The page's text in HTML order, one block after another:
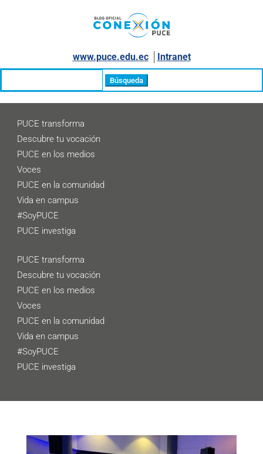
www.puce.edu.ec│ Intranet
PUCE transforma
Descubre tu vocación
PUCE en los medios
Voces
PUCE en la comunidad
Vida en campus
#SoyPUCE
PUCE investiga
PUCE transforma
Descubre tu vocación
PUCE en los medios
Voces
PUCE en la comunidad
Vida en campus
#SoyPUCE
PUCE investiga